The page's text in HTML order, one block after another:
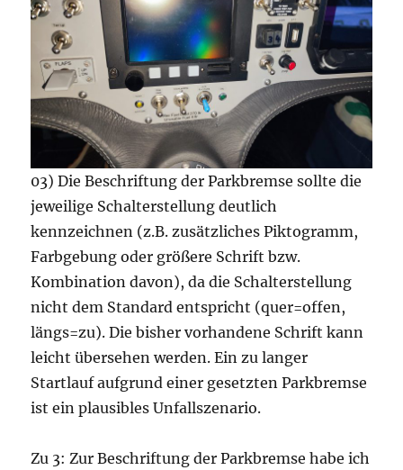
03) Die Beschriftung der Parkbremse sollte die
jeweilige Schalterstellung deutlich
kennzeichnen (z.B. zusätzliches Piktogramm,
Farbgebung oder größere Schrift bzw.
Kombination davon), da die Schalterstellung
nicht dem Standard entspricht (quer=offen,
längs=zu). Die bisher vorhandene Schrift kann
leicht übersehen werden. Ein zu langer
Startlauf aufgrund einer gesetzten Parkbremse
ist ein plausibles Unfallszenario.
Zu 3: Zur Beschriftung der Parkbremse habe ich